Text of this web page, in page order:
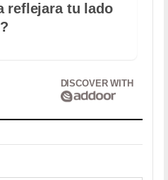
reflejara tu lado
DISCOVER WITH